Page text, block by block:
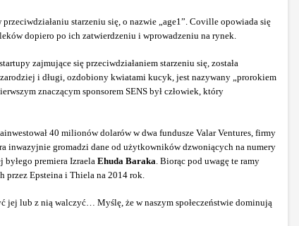
starzeniu się, o nazwie „age1”. Coville opowiada się
dopiero po ich zatwierdzeniu i wprowadzeniu na rynek.
zajmujące się przeciwdziałaniem starzeniu się, została
i długi, ozdobiony kwiatami kucyk, jest nazywany „prorokiem
znaczącym sponsorem SENS był człowiek, który
40 milionów dolarów w dwa fundusze Valar Ventures, firmy
inwazyjnie gromadzi dane od użytkowników dzwoniących na numery
premiera Izraela Ehuda Baraka . Biorąc pod uwagę te ramy
przez Epsteina i Thiela na 2014 rok.
jej lub z nią walczyć… Myślę, że w naszym społeczeństwie dominują